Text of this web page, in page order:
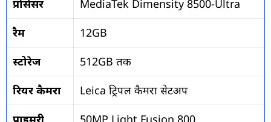
प्रोसेसर
MediaTek Dimensity 8500-Ultra
रैम
12GB
स्टोरेज
512GB तक
रियर कैमरा
Leica ट्रिपल कैमरा सेटअप
प्राइमरी
50MP Light Fusion 800